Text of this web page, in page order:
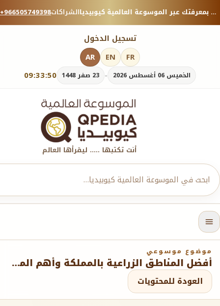
+966505749398الشراكات منصة معرفية موثوقة — شارك بمعرفتك عبر الموسوعة العالمية كيوبيديا.
تسجيل الدخول
09:33:52 الخميس 06 أغسطس 2026 - 23 صفر 1448
AR EN FR
أنت تكتبها ..... ليقرأها العالم
موضوع موسوعي
أفضل المناطق الزراعية بالمملكة وأهم المحاصيل الزراعية بها
العودة للمحتويات